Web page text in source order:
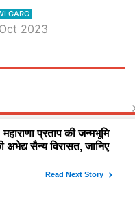
के भाषण की बड़ी
GARG
2023